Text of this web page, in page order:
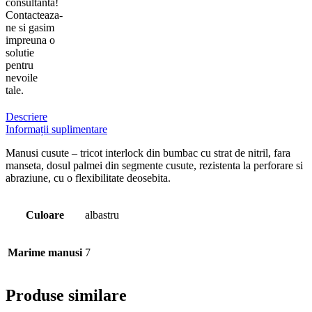
Contacteaza-
ne si gasim
impreuna o
solutie
pentru
nevoile
tale.
Descriere
Informații suplimentare
Manusi cusute – tricot interlock din bumbac cu strat de nitril, fara
manseta, dosul palmei din segmente cusute, rezistenta la perforare si
abraziune, cu o flexibilitate deosebita.
Culoare albastru
Marime manusi 7
Produse similare